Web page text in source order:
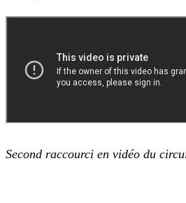
Second raccourci en vidéo du